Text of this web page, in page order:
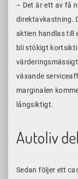
– Det är ett av få
direktavkastning.
aktien handlas till
bli stökigt
växande
marginalen
långsiktigt.
Autoliv
Sedan följer ett